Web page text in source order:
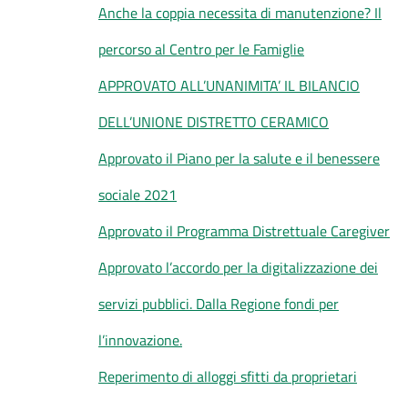
Anche la coppia necessita di manutenzione? Il
percorso al Centro per le Famiglie
APPROVATO ALL’UNANIMITA’ IL BILANCIO
DELL’UNIONE DISTRETTO CERAMICO
Approvato il Piano per la salute e il benessere
sociale 2021
Approvato il Programma Distrettuale Caregiver
Approvato l’accordo per la digitalizzazione dei
servizi pubblici. Dalla Regione fondi per
l’innovazione.
Reperimento di alloggi sfitti da proprietari